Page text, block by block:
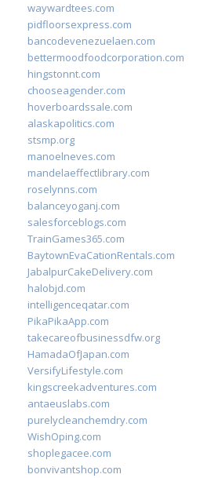
waywardtees.com
pidfloorsexpress.com
bancodevenezuelaen.com
bettermoodfoodcorporation.com
hingstonnt.com
chooseagender.com
hoverboardssale.com
alaskapolitics.com
stsmp.org
manoelneves.com
mandelaeffectlibrary.com
roselynns.com
balanceyoganj.com
salesforceblogs.com
TrainGames365.com
BaytownEvaCationRentals.com
JabalpurCakeDelivery.com
halobjd.com
intelligenceqatar.com
PikaPikaApp.com
takecareofbusinessdfw.org
HamadaOfJapan.com
VersifyLifestyle.com
kingscreekadventures.com
antaeuslabs.com
purelycleanchemdry.com
WishOping.com
shoplegacee.com
bonvivantshop.com